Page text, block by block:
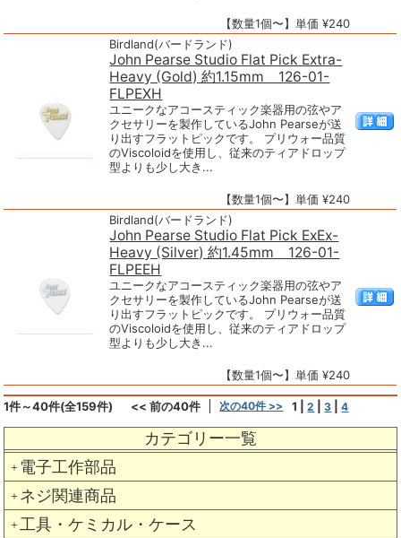
カテゴリー一覧
＋ 電子工作部品
＋ ネジ関連商品
＋ 工具・ケミカル・ケース
【数量1個〜】単価 ¥240
Birdland(バードランド)
John Pearse Studio Flat Pick Extra-
Heavy (Gold) 約1.15mm 126-01-
FLPEXH
ユニークなアコースティック楽器用の弦やア
クセサリーを製作しているJohn Pearseが送
り出すフラットピックです。 プリウォー品質
のViscoloidを使用し、従来のティアドロップ
型よりも少し大き...
【数量1個〜】単価 ¥240
Birdland(バードランド)
John Pearse Studio Flat Pick ExEx-
Heavy (Silver) 約1.45mm 126-01-
FLPEEH
ユニークなアコースティック楽器用の弦やア
クセサリーを製作しているJohn Pearseが送
り出すフラットピックです。 プリウォー品質
のViscoloidを使用し、従来のティアドロップ
型よりも少し大き...
【数量1個〜】単価 ¥240
1件～40件(全159件) << 前の40件 次の40件 >> 1 |2 |3 |4